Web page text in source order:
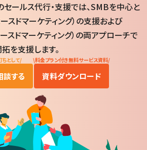
セールス代行・支援では、SMBを中心と
スドマーケティング）の支援および
スドマーケティング）の両アプローチで
を支援します。
ちとして/
談する
\料金プラン付き無料サービス資料/
資料ダウンロード